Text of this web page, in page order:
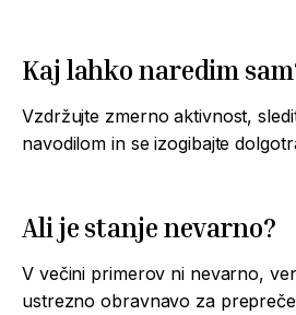
Kaj lahko naredim
Vzdržujte zmerno aktivnost,
navodilom in se izogibajte
Ali je stanje nevarno?
V večini primerov ni nevarno,
ustrezno obravnavo za